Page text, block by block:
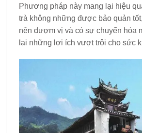
Phương pháp này mang lại hiệu
trà không những được bảo quản
nên đượm vị và có sự chuyển hóa
lại những lợi ích vượt trội cho sức